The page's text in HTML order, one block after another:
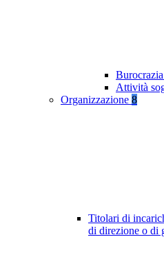
Attività
Organizzazione 8
Titolari di
di direzione o di